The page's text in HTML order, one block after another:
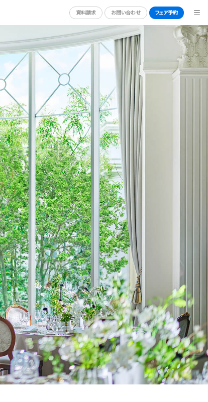
資料請求 お問い合わせ フェア予約
BRIDAL FAIR
ブライダルフェア
PHOTO GALLERY
フォトギャラリー
CEREMONY
挙式
CUISINE
料理
ACCESS
アクセス
QA
よくあるご質問